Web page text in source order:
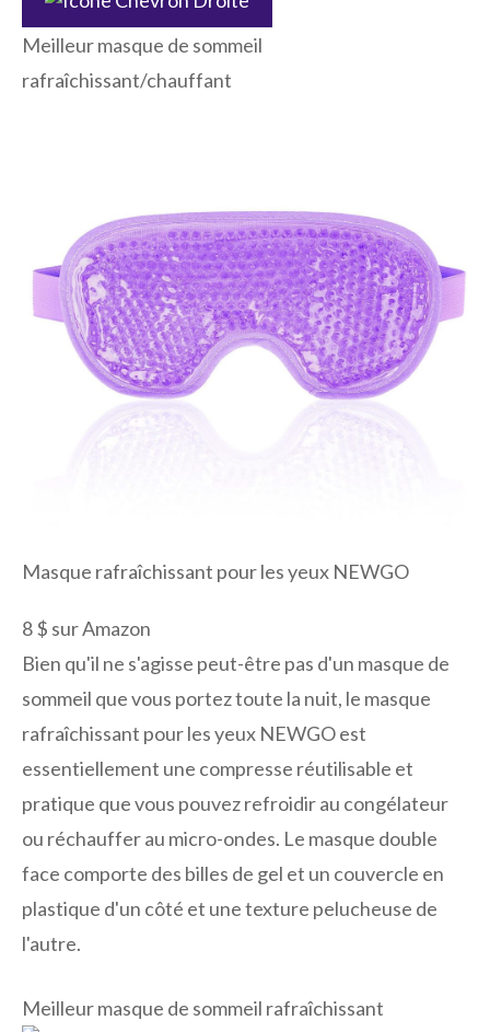
Meilleur masque de sommeil
rafraîchissant/chauffant
Masque rafraîchissant pour les yeux NEWGO
8 $ sur Amazon
Bien qu'il ne s'agisse peut-être pas d'un masque de
sommeil que vous portez toute la nuit, le masque
rafraîchissant pour les yeux NEWGO est
essentiellement une compresse réutilisable et
pratique que vous pouvez refroidir au congélateur
ou réchauffer au micro-ondes. Le masque double
face comporte des billes de gel et un couvercle en
plastique d'un côté et une texture pelucheuse de
l'autre.
Meilleur masque de sommeil rafraîchissant